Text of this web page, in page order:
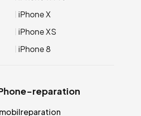
iPhone X
iPhone XS
iPhone 8
reparation